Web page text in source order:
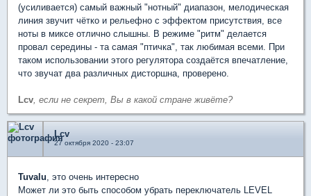
(усиливается) самый важный "нотный" диапазон, мелодическая
линия звучит чётко и рельефно с эффектом присутствия, все
ноты в миксе отлично слышны. В режиме "ритм" делается
провал середины - та самая "птичка", так любимая всеми. При
таком использовании этого регулятора создаётся впечатление,
что звучат два различных дисторшна, проверено.
Lcv , если не секрет, Вы в какой стране живёте?
Lcv
27 октября 2020 - 23:07
Tuvalu , это очень интересно
Может ли это быть способом убрать переключатель LEVEL